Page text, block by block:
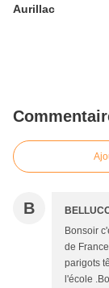
Aurillac
B
Bonsoir
de
parigots
l'école